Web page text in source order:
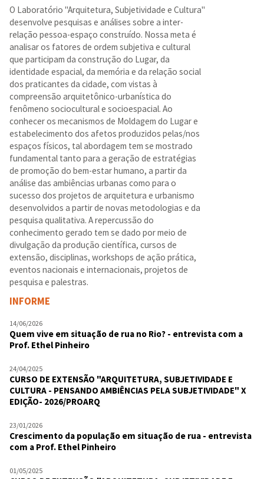
O Laboratório "Arquitetura, Subjetividade e Cultura"
desenvolve pesquisas e análises sobre a inter-
relação pessoa-espaço construído. Nossa meta é
analisar os fatores de ordem subjetiva e cultural
que participam da construção do Lugar, da
identidade espacial, da memória e da relação social
dos praticantes da cidade, com vistas à
compreensão arquitetônico-urbanística do
fenômeno sociocultural e socioespacial. Ao
conhecer os mecanismos de Moldagem do Lugar e
estabelecimento dos afetos produzidos pelas/nos
espaços físicos, tal abordagem tem se mostrado
fundamental tanto para a geração de estratégias
de promoção do bem-estar humano, a partir da
análise das ambiências urbanas como para o
sucesso dos projetos de arquitetura e urbanismo
desenvolvidos a partir de novas metodologias e da
pesquisa qualitativa. A repercussão do
conhecimento gerado tem se dado por meio de
divulgação da produção científica, cursos de
extensão, disciplinas, workshops de ação prática,
eventos nacionais e internacionais, projetos de
pesquisa e palestras.
INFORME
14/06/2026
Quem vive em situação de rua no Rio? - entrevista com a
Prof. Ethel Pinheiro
24/04/2025
CURSO DE EXTENSÃO "ARQUITETURA, SUBJETIVIDADE E
CULTURA - PENSANDO AMBIÊNCIAS PELA SUBJETIVIDADE" X
EDIÇÃO- 2026/PROARQ
23/01/2026
Crescimento da população em situação de rua - entrevista
com a Prof. Ethel Pinheiro
01/05/2025